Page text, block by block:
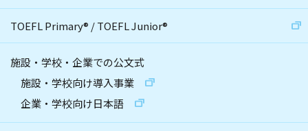
TOEFL Primary® /TOEFL Junior®
施設・学校・企業での公文式
施設・学校向け導入事業
企業・学校向け日本語